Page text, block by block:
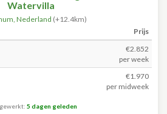
Watervilla
, Nederland (+12.4km)
Prijs
€2.852
per week
€1.970
per midweek
5 dagen geleden